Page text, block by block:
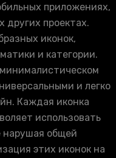
приложениях,
других проектах.
иконок,
и категории.
и легко
Каждая иконка
использовать
нарушая общей
этих иконок на